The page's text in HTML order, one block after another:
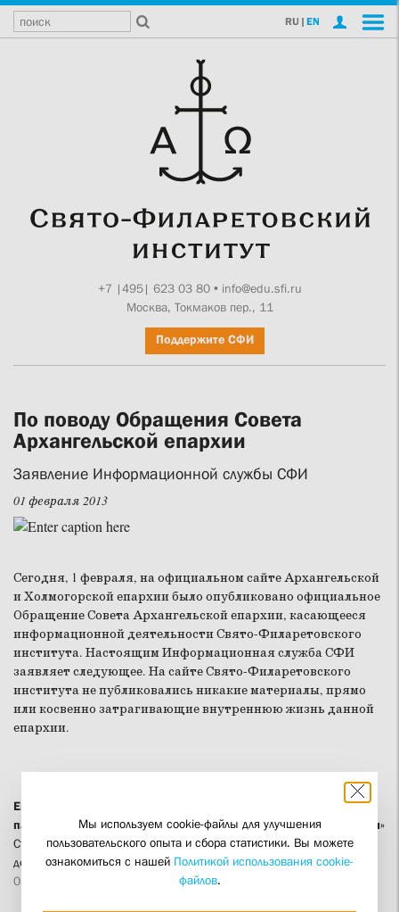
RU | EN
+7 |495| 623 03 80• info@edu.sfi.ru
Москва, Токмаков пер., 11
Поддержите СФИ
По поводу Обращения Совета
Архангельской епархии
Заявление Информационной службы СФИ
01 февраля 2013
Сегодня, 1 февраля, на официальном сайте Архангельской
и Холмогорской епархии было опубликовано официальное
Обращение Совета Архангельской епархии, касающееся
информационной деятельности Свято-Филаретовского
института. Настоящим Информационная служба СФИ
заявляет следующее. На сайте Свято-Филаретовского
института не публиковались никакие материалы, прямо
или косвенно затрагивающие внутреннюю жизнь данной
епархии.
Епископ Россошанский и Острогожский Дионисий: «Хранить
память о новомучениках значит находиться в единстве с ними»
Студенты и выпускники СФИ приняли участие в вечере памяти
десяти воронежских новомучеников
05 августа 2026
Мы используем cookie-файлы для улучшения
пользовательского опыта и сбора статистики. Вы можете
ознакомиться с нашей Политикой использования cookie-
файлов.